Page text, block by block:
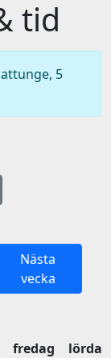
tid
5
Nästa
vecka
fredag
lördag